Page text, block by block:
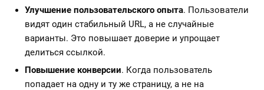
Улучшение пользовательского опыта. Пользователи
видят один стабильный URL, а не случайные
варианты. Это повышает доверие и упрощает
делиться ссылкой.
Повышение конверсии. Когда пользователь
попадает на одну и ту же страницу, а не на